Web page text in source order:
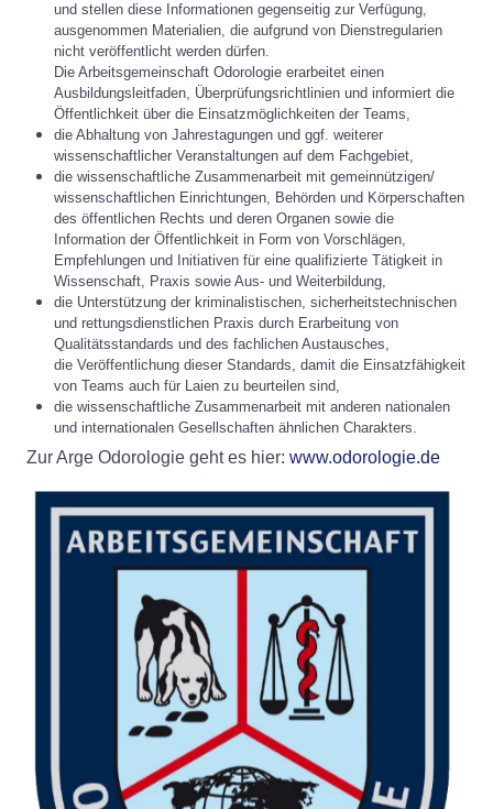
und stellen diese Informationen gegenseitig zur Verfügung,
ausgenommen Materialien, die aufgrund von Dienstregularien
nicht veröffentlicht werden dürfen.
Die Arbeitsgemeinschaft Odorologie erarbeitet einen
Ausbildungsleitfaden, Überprüfungsrichtlinien und informiert die
Öffentlichkeit über die Einsatzmöglichkeiten der Teams,
die Abhaltung von Jahrestagungen und ggf. weiterer
wissenschaftlicher Veranstaltungen auf dem Fachgebiet,
die wissenschaftliche Zusammenarbeit mit gemeinnützigen/
wissenschaftlichen Einrichtungen, Behörden und Körperschaften
des öffentlichen Rechts und deren Organen sowie die
Information der Öffentlichkeit in Form von Vorschlägen,
Empfehlungen und Initiativen für eine qualifizierte Tätigkeit in
Wissenschaft, Praxis sowie Aus‐ und Weiterbildung,
die Unterstützung der kriminalistischen, sicherheitstechnischen
und rettungsdienstlichen Praxis durch Erarbeitung von
Qualitätsstandards und des fachlichen Austausches,
die Veröffentlichung dieser Standards, damit die Einsatzfähigkeit
von Teams auch für Laien zu beurteilen sind,
die wissenschaftliche Zusammenarbeit mit anderen nationalen
und internationalen Gesellschaften ähnlichen Charakters.
Zur Arge Odorologie geht es hier: www.odorologie.de